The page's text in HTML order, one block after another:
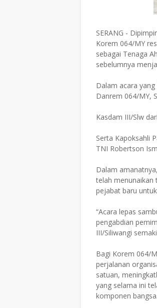
SERANG -
Korem 064/MY
sebagai Tenaga
sebelumnya
Dalam acara
Danrem 064/MY,
Kasdam III/Slw
Serta Kapoksahli
TNI Robertson
Dalam
telah menunaikan
pejabat baru
“Acara lepas
pengabdian
III/Siliwangi
Bagi Korem 064/
perjalanan
satuan,
yang selama ini
komponen bangsa.